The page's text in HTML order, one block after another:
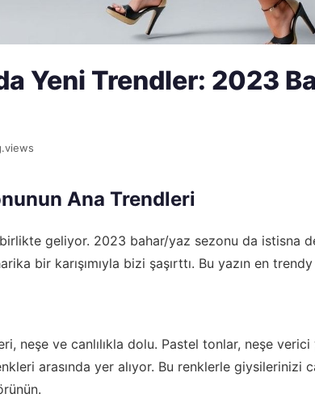
Yeni Trendler: 2023
Ana Trendleri
geliyor. 2023 bahar/yaz sezonu da istisna
bir karışımıyla bizi şaşırttı. Bu yazın en
neşe ve canlılıkla dolu. Pastel tonlar, neşe
arasında yer alıyor. Bu renklerle giysilerinizi